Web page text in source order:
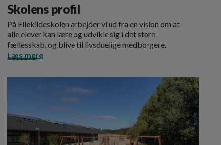
Skolens profil
På Ellekildeskolen arbejder vi ud fra en vision om at
alle elever kan lære og udvikle sig i det store
fællesskab, og blive til livsduelige medborgere.
Læs mere